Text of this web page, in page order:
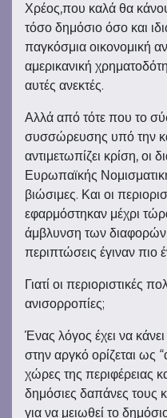
Χρέος,που καλά θα
τόσο δημόσιο όσο και
παγκόσμια οικονομική
αμερικανική
αυτές ανεκτές.
Αλλά από τότε που το
συσσώρευσης υπό την
αντιμετωπίζει κρίση, οι
Ευρωπαϊκής
βιώσιμες. Και οι
εφαρμόστηκαν μέχρι
άμβλυνση των διαφορών,
περιπτώσεις έγιναν πιο
Γιατί οι περιοριστικές
ανισορροπίες;
Ένας λόγος έχει να
στην αργκό ορίζεται ως
χώρες της περιφέρειας
δημόσιες δαπάνες τους
για να μειωθεί το